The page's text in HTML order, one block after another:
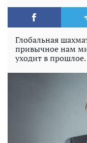
Глобальная
привычное нам
уходит в прошлое.